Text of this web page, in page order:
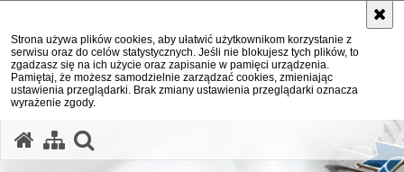
Strona używa plików cookies, aby ułatwić użytkownikom korzystanie z
serwisu oraz do celów statystycznych. Jeśli nie blokujesz tych plików, to
zgadzasz się na ich użycie oraz zapisanie w pamięci urządzenia.
Pamiętaj, że możesz samodzielnie zarządzać cookies, zmieniając
ustawienia przeglądarki. Brak zmiany ustawienia przeglądarki oznacza
wyrażenie zgody.